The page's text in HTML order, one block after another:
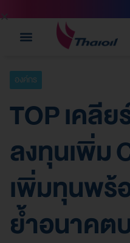
องค์กร
TOP เคลีย
ลงทุนเพิ่ม
เพิ่มทุนพร้
ย้ำอนาคต